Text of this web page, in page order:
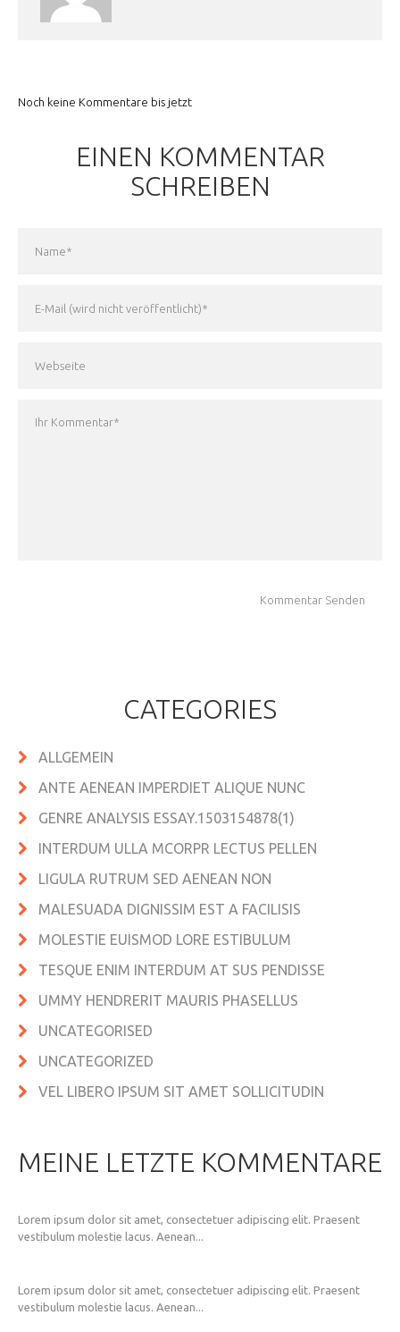
Noch keine Kommentare bis jetzt
EINEN KOMMENTAR
SCHREIBEN
CATEGORIES
ALLGEMEIN
ANTE AENEAN IMPERDIET ALIQUE NUNC
GENRE ANALYSIS ESSAY.1503154878(1)
INTERDUM ULLA MCORPR LECTUS PELLEN
LIGULA RUTRUM SED AENEAN NON
MALESUADA DIGNISSIM EST A FACILISIS
MOLESTIE EUISMOD LORE ESTIBULUM
TESQUE ENIM INTERDUM AT SUS PENDISSE
UMMY HENDRERIT MAURIS PHASELLUS
UNCATEGORISED
UNCATEGORIZED
VEL LIBERO IPSUM SIT AMET SOLLICITUDIN
MEINE LETZTE KOMMENTARE
Lorem ipsum dolor sit amet, consectetuer adipiscing elit. Praesent
vestibulum molestie lacus. Aenean...
Lorem ipsum dolor sit amet, consectetuer adipiscing elit. Praesent
vestibulum molestie lacus. Aenean...